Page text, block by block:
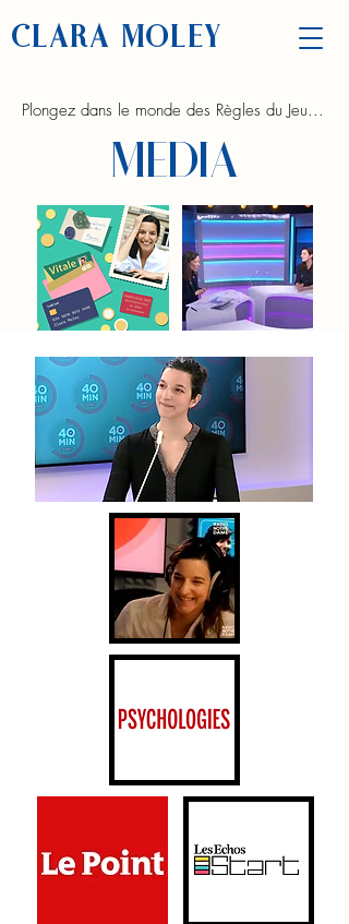
CLARA MOLEY
Plongez dans le monde des Règles du Jeu...
MEDIA